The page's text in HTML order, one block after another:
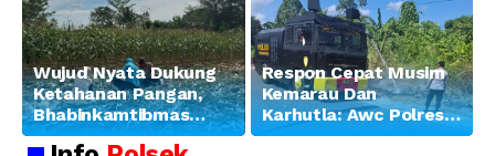
Wujud Nyata Dukung
Ketahanan Pangan,
Bhabinkamtibmas
Banjar Ausoy Turun
Respon Cepat Musim
Kemarau Dan
Karhutla: Awc Polres
Teluk Bintuni